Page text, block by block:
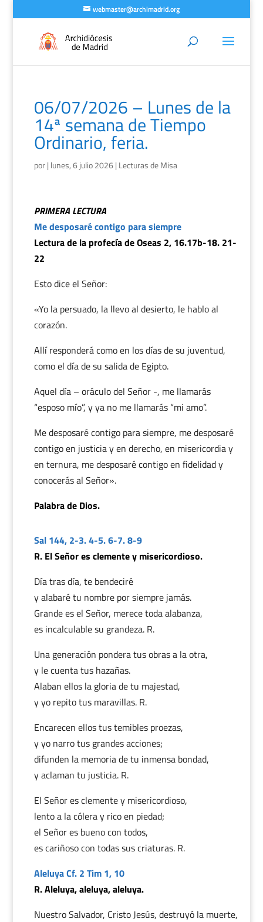
webmaster@archimadrid.org
06/07/2026 – Lunes de la
14ª semana de Tiempo
Ordinario, feria.
por| lunes, 6 julio 2026| Lecturas de Misa
PRIMERA LECTURA
Me desposaré contigo para siempre
Lectura de la profecía de Oseas 2, 16.17b-18. 21-
22
Esto dice el Señor:
«Yo la persuado, la llevo al desierto, le hablo al
corazón.
Allí responderá como en los días de su juventud,
como el día de su salida de Egipto.
Aquel día – oráculo del Señor -, me llamarás
“esposo mío”, y ya no me llamarás “mi amo”.
Me desposaré contigo para siempre, me desposaré
contigo en justicia y en derecho, en misericordia y
en ternura, me desposaré contigo en fidelidad y
conocerás al Señor».
Palabra de Dios.
Sal 144, 2-3. 4-5. 6-7. 8-9
R. El Señor es clemente y misericordioso.
Día tras día, te bendeciré
y alabaré tu nombre por siempre jamás.
Grande es el Señor, merece toda alabanza,
es incalculable su grandeza. R.
Una generación pondera tus obras a la otra,
y le cuenta tus hazañas.
Alaban ellos la gloria de tu majestad,
y yo repito tus maravillas. R.
Encarecen ellos tus temibles proezas,
y yo narro tus grandes acciones;
difunden la memoria de tu inmensa bondad,
y aclaman tu justicia. R.
El Señor es clemente y misericordioso,
lento a la cólera y rico en piedad;
el Señor es bueno con todos,
es cariñoso con todas sus criaturas. R.
Aleluya Cf. 2 Tim 1, 10
R. Aleluya, aleluya, aleluya.
Nuestro Salvador, Cristo Jesús, destruyó la muerte,